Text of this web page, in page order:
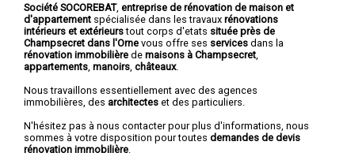
Société SOCOREBAT, entreprise de rénovation de maison et
d'appartement spécialisée dans les travaux rénovations
intérieurs et extérieurstout corps d'etats située près de
Champsecret dans l'Orne vous offre ses services dans la
rénovation immobilière de maisons à Champsecret
appartements manoirs châteaux.
Nous travaillons essentiellement avec des agences
immobilières, des architectes et des particuliers.
N'hésitez pas à nous contacter pour plus d'informations, nous
sommes à votre disposition pour toutes demandes de devis
rénovation immobilière